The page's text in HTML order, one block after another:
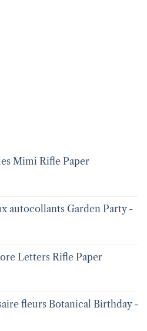
Mimi Rifle Paper
autocollants Garden Party -
Letters Rifle Paper
fleurs Botanical Birthday -